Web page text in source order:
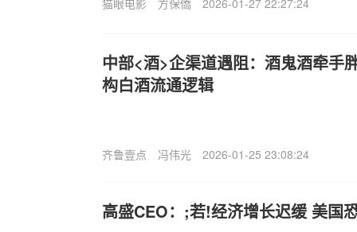
猫眼电影 方保僑 2026-01-27 22:27:24
中部<酒>企渠道遇阻：酒鬼酒牵手
构白酒流通逻辑
齐鲁壹点 冯伟光 2026-01-25 23:08:24
高盛CEO：;若!经济增长迟缓 美国